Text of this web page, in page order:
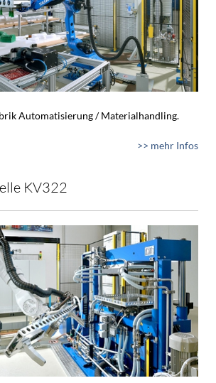
Automatisierung / Materialhandling.
>> mehr Infos
KV322